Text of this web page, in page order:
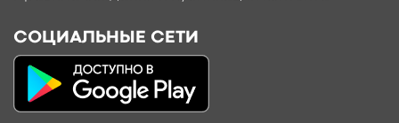
СОЦИАЛЬНЫЕ СЕТИ